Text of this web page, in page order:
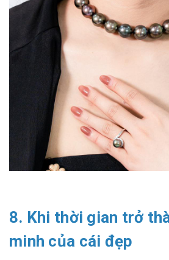
8. Khi thời gian trở
minh của cái đẹp